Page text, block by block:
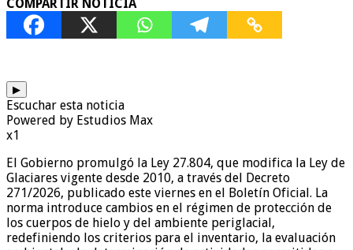
COMPARTIR NOTICIA
▶
Escuchar esta noticia
Powered by Estudios Max
x1
El Gobierno promulgó la Ley 27.804, que modifica la Ley de
Glaciares vigente desde 2010, a través del Decreto
271/2026, publicado este viernes en el Boletín Oficial. La
norma introduce cambios en el régimen de protección de
los cuerpos de hielo y del ambiente periglacial,
redefiniendo los criterios para el inventario, la evaluación